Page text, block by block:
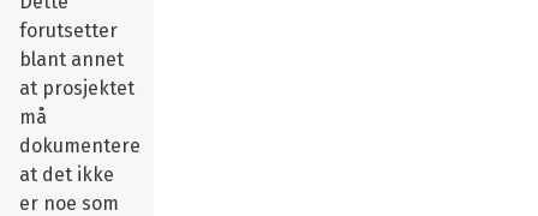
forutsetter
blant annet
at prosjektet
må
dokumentere
at det ikke
er noe som